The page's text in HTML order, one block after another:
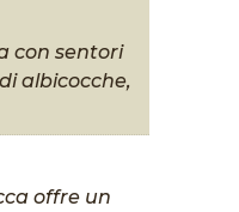
con sentori
albicocche,
offre un